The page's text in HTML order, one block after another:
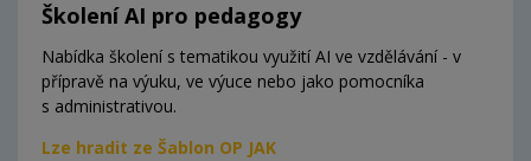
Školení AI pro pedagogy
Nabídka školení s tematikou využití AI ve vzdělávání - v
přípravě na výuku, ve výuce nebo jako pomocníka
s administrativou.
Lze hradit ze Šablon OP JAK